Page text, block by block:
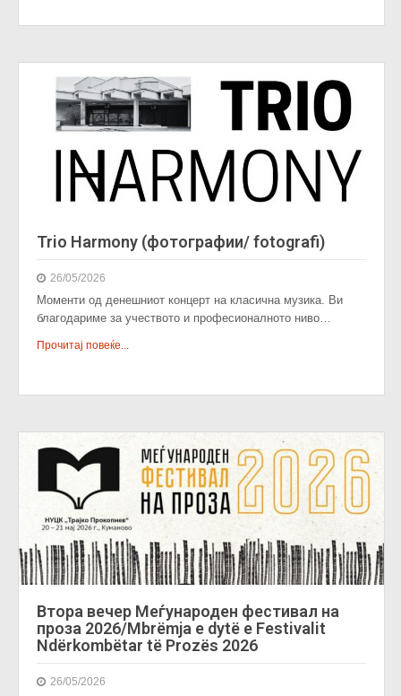
Trio Harmony (фотографии/ fotografi)
26/05/2026
Моменти од денешниот концерт на класична музика. Ви
благодариме за учеството и професионалното ниво…
Прочитај повеќе...
Втора вечер Меѓународен фестивал на
проза 2026/Mbrëmja e dytë e Festivalit
Ndërkombëtar të Prozës 2026
26/05/2026